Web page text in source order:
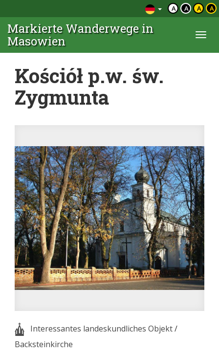
A A A A
Markierte Wanderwege in
Masowien
Kościół p.w. św.
Zygmunta
Interessantes landeskundliches Objekt/
Backsteinkirche